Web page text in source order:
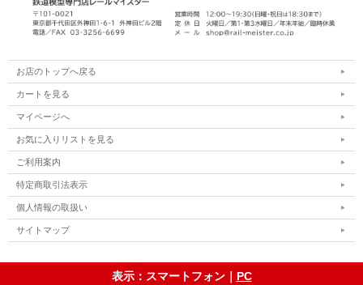
お店のトップへ戻る
カートを見る
マイページへ
お気に入りリストを見る
ご利用案内
特定商取引法表示
個人情報の取扱い
サイトマップ
表示：スマートフォン｜ PC